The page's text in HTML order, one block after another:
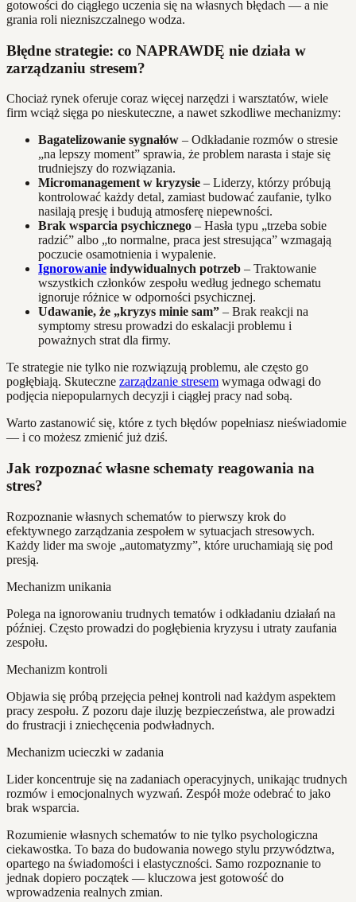
gotowości do ciągłego uczenia się na własnych błędach — a nie
grania roli niezniszczalnego wodza.
Błędne strategie: co NAPRAWDĘ nie działa w
zarządzaniu stresem?
Chociaż rynek oferuje coraz więcej narzędzi i warsztatów, wiele
firm wciąż sięga po nieskuteczne, a nawet szkodliwe mechanizmy:
Bagatelizowanie sygnałów – Odkładanie rozmów o stresie
„na lepszy moment” sprawia, że problem narasta i staje się
trudniejszy do rozwiązania.
Micromanagement w kryzysie – Liderzy, którzy próbują
kontrolować każdy detal, zamiast budować zaufanie, tylko
nasilają presję i budują atmosferę niepewności.
Brak wsparcia psychicznego – Hasła typu „trzeba sobie
radzić” albo „to normalne, praca jest stresująca” wzmagają
poczucie osamotnienia i wypalenie.
Ignorowanie indywidualnych potrzeb – Traktowanie
wszystkich członków zespołu według jednego schematu
ignoruje różnice w odporności psychicznej.
Udawanie, że „kryzys minie sam” – Brak reakcji na
symptomy stresu prowadzi do eskalacji problemu i
poważnych strat dla firmy.
Te strategie nie tylko nie rozwiązują problemu, ale często go
pogłębiają. Skuteczne zarządzanie stresem wymaga odwagi do
podjęcia niepopularnych decyzji i ciągłej pracy nad sobą.
Warto zastanowić się, które z tych błędów popełniasz nieświadomie
— i co możesz zmienić już dziś.
Jak rozpoznać własne schematy reagowania na
stres?
Rozpoznanie własnych schematów to pierwszy krok do
efektywnego zarządzania zespołem w sytuacjach stresowych.
Każdy lider ma swoje „automatyzmy”, które uruchamiają się pod
presją.
Mechanizm unikania
Polega na ignorowaniu trudnych tematów i odkładaniu działań na
później. Często prowadzi do pogłębienia kryzysu i utraty zaufania
zespołu.
Mechanizm kontroli
Objawia się próbą przejęcia pełnej kontroli nad każdym aspektem
pracy zespołu. Z pozoru daje iluzję bezpieczeństwa, ale prowadzi
do frustracji i zniechęcenia podwładnych.
Mechanizm ucieczki w zadania
Lider koncentruje się na zadaniach operacyjnych, unikając trudnych
rozmów i emocjonalnych wyzwań. Zespół może odebrać to jako
brak wsparcia.
Rozumienie własnych schematów to nie tylko psychologiczna
ciekawostka. To baza do budowania nowego stylu przywództwa,
opartego na świadomości i elastyczności. Samo rozpoznanie to
jednak dopiero początek — kluczowa jest gotowość do
wprowadzenia realnych zmian.